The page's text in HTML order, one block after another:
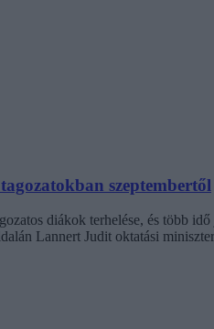
szeptembertől
diákok terhelése, és több
Lannert Judit oktatási